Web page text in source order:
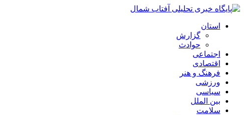
استان
گزارش
حوادث
اجتماعی
اقتصادی
فرهنگ و هنر
ورزشی
سیاسی
بین الملل
سلامت